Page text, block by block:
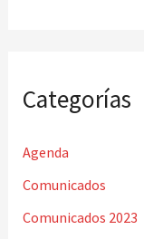
Categorías
Agenda
Comunicados
Comunicados 2023